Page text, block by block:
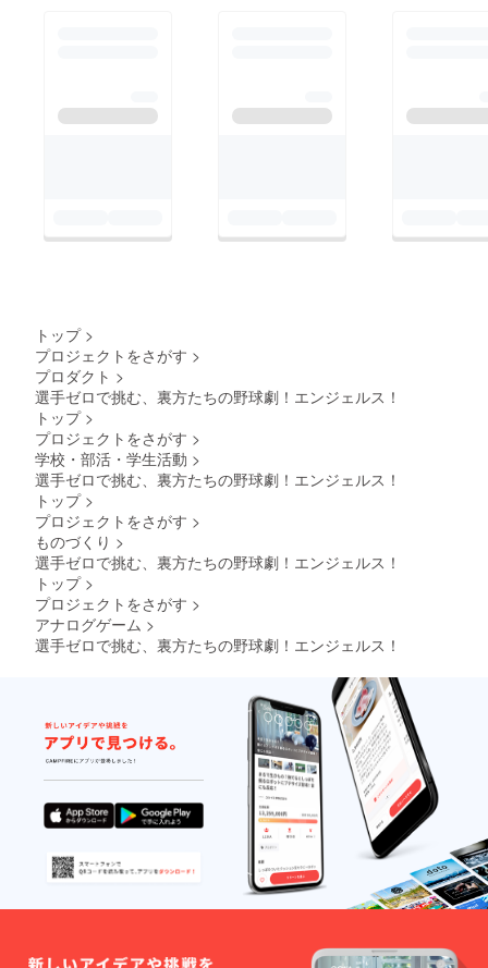
トップ >
プロジェクトをさがす >
プロダクト >
選手ゼロで挑む、裏方たちの野球劇！エンジェルス！
トップ >
プロジェクトをさがす >
学校・部活・学生活動 >
選手ゼロで挑む、裏方たちの野球劇！エンジェルス！
トップ >
プロジェクトをさがす >
ものづくり >
選手ゼロで挑む、裏方たちの野球劇！エンジェルス！
トップ >
プロジェクトをさがす >
アナログゲーム >
選手ゼロで挑む、裏方たちの野球劇！エンジェルス！